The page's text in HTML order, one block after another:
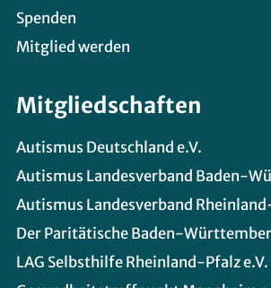
Spenden
Mitglied werden
Mitgliedschaften
Autismus Deutschland e.V.
Autismus Landesverband Baden-
Autismus Landesverband
Der Paritätische Baden-
LAG Selbsthilfe Rheinland-Pfalz e.V.